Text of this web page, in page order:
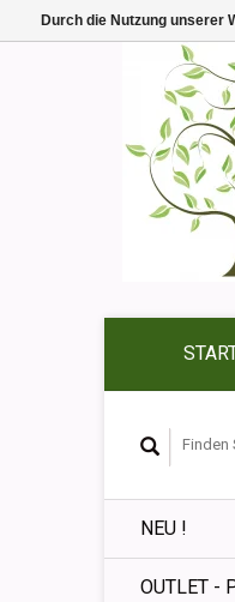
NEU !
OUTLET -
Durch die Nutzung unserer